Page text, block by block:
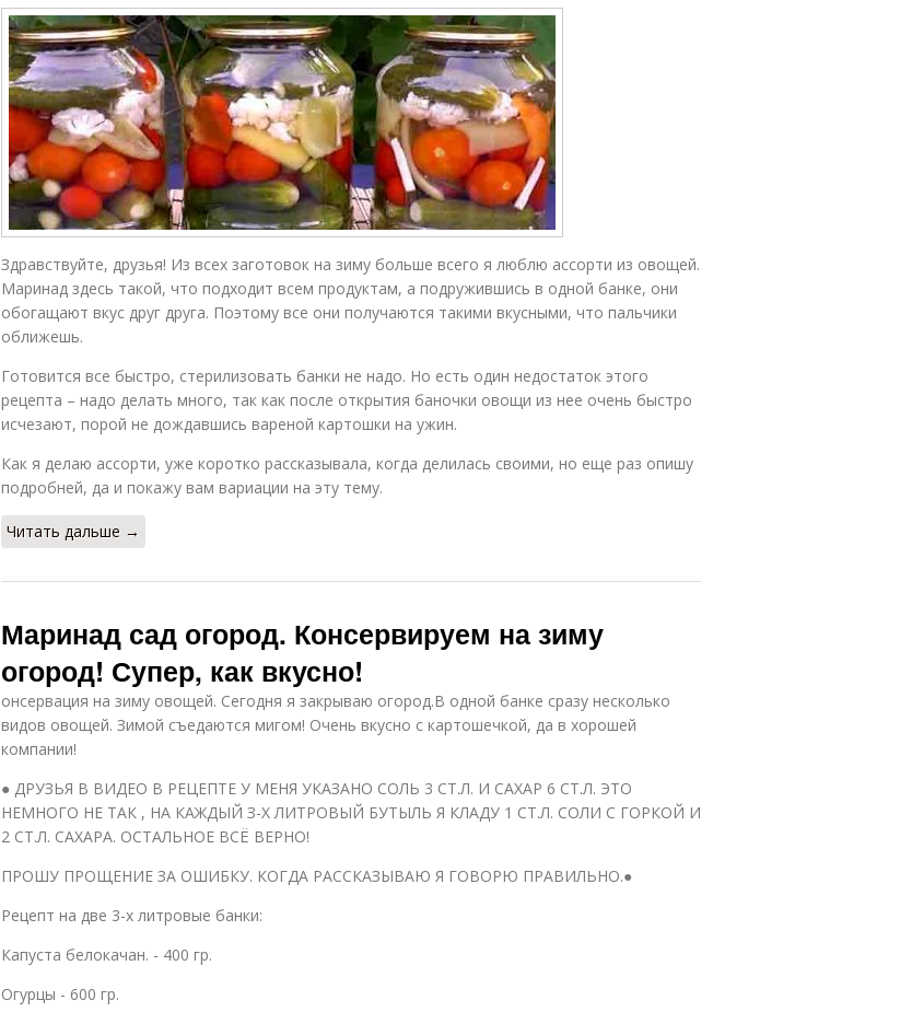
Здравствуйте, друзья! Из всех заготовок на зиму больше всего я люблю ассорти из овощей.
Маринад здесь такой, что подходит всем продуктам, а подружившись в одной банке, они
обогащают вкус друг друга. Поэтому все они получаются такими вкусными, что пальчики
оближешь.
Готовится все быстро, стерилизовать банки не надо. Но есть один недостаток этого
рецепта – надо делать много, так как после открытия баночки овощи из нее очень быстро
исчезают, порой не дождавшись вареной картошки на ужин.
Как я делаю ассорти, уже коротко рассказывала, когда делилась своими, но еще раз опишу
подробней, да и покажу вам вариации на эту тему.
Читать дальше →
Маринад сад огород. Консервируем на зиму
огород! Супер, как вкусно!
онсервация на зиму овощей. Сегодня я закрываю огород.В одной банке сразу несколько
видов овощей. Зимой съедаются мигом! Очень вкусно с картошечкой, да в хорошей
компании!
● ДРУЗЬЯ В ВИДЕО В РЕЦЕПТЕ У МЕНЯ УКАЗАНО СОЛЬ 3 СТ.Л. И САХАР 6 СТ.Л. ЭТО
НЕМНОГО НЕ ТАК , НА КАЖДЫЙ З-Х ЛИТРОВЫЙ БУТЫЛЬ Я КЛАДУ 1 СТ.Л. СОЛИ С ГОРКОЙ И
2 СТ.Л. САХАРА. ОСТАЛЬНОЕ ВСЁ ВЕРНО!
ПРОШУ ПРОЩЕНИЕ ЗА ОШИБКУ. КОГДА РАССКАЗЫВАЮ Я ГОВОРЮ ПРАВИЛЬНО.●
Рецепт на две 3-х литровые банки:
Капуста белокачан. - 400 гр.
Огурцы - 600 гр.